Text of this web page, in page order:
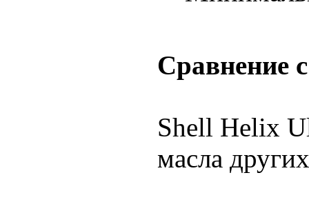
Сравнение
Shell Helix
масла